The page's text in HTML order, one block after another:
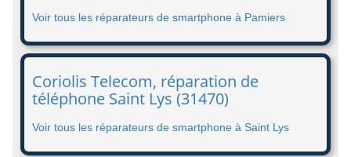
Voir tous les réparateurs de smartphone à Pamiers
Coriolis Telecom, réparation de
téléphone Saint Lys (31470)
Voir tous les réparateurs de smartphone à Saint Lys